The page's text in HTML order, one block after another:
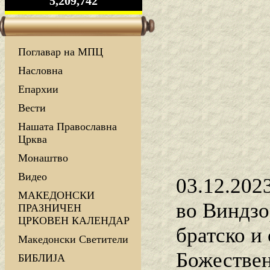
Поглавар на МПЦ
Насловна
Епархии
Вести
Нашата Православна
Црква
Монаштво
Видео
МАКЕДОНСКИ
ПРАЗНИЧЕН
ЦРКОВЕН КАЛЕНДАР
Македонски Светители
БИБЛИЈА
во
братско